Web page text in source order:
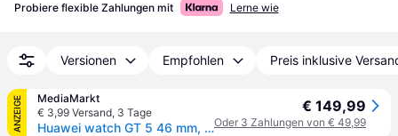
Probiere flexible Zahlungen mit Lerne wie
Versionen Empfohlen Preis inklusive
ANZEIGE
MediaMarkt
€ 3,99 Versand, 3 Tage
Huawei watch GT 5 46 mm, Schwarzes Fluorelastomer-Armband; Smart Watch
€ 149,99
Oder 3 Zahlungen von € 49,99